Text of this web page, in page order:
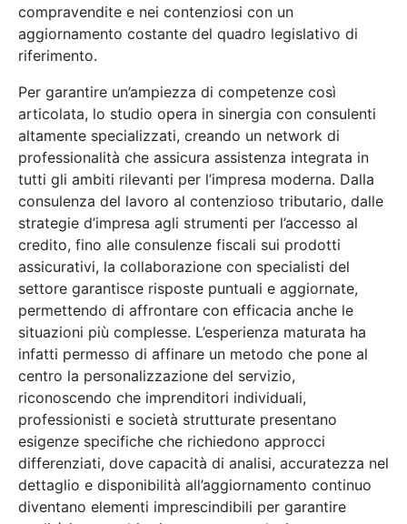
compravendite e nei contenziosi con un
aggiornamento costante del quadro legislativo di
riferimento.
Per garantire un’ampiezza di competenze così
articolata, lo studio opera in sinergia con consulenti
altamente specializzati, creando un network di
professionalità che assicura assistenza integrata in
tutti gli ambiti rilevanti per l’impresa moderna. Dalla
consulenza del lavoro al contenzioso tributario, dalle
strategie d’impresa agli strumenti per l’accesso al
credito, fino alle consulenze fiscali sui prodotti
assicurativi, la collaborazione con specialisti del
settore garantisce risposte puntuali e aggiornate,
permettendo di affrontare con efficacia anche le
situazioni più complesse. L’esperienza maturata ha
infatti permesso di affinare un metodo che pone al
centro la personalizzazione del servizio,
riconoscendo che imprenditori individuali,
professionisti e società strutturate presentano
esigenze specifiche che richiedono approcci
differenziati, dove capacità di analisi, accuratezza nel
dettaglio e disponibilità all’aggiornamento continuo
diventano elementi imprescindibili per garantire